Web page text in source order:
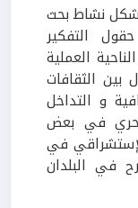
تشكل نشاط بحث
التفكير
العملية
بين الثقافات
و التداخل
في بعض
في
في البلدان